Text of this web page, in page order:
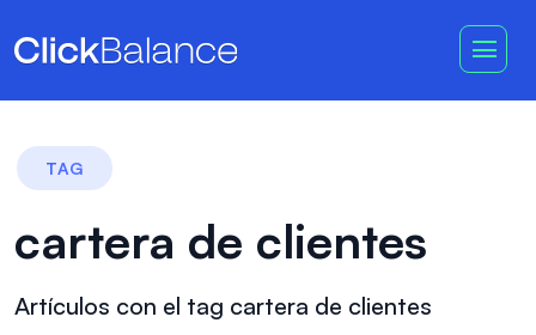
TAG
cartera de clientes
Artículos con el tag cartera de clientes